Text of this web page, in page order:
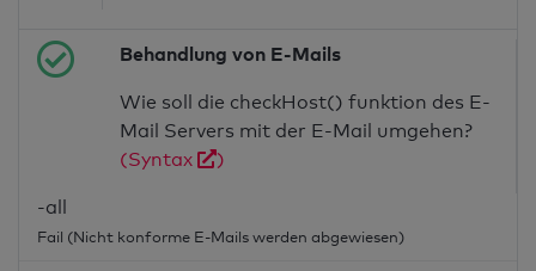
Behandlung von E-Mails
Wie soll die checkHost() funktion des E-
Mail Servers mit der E-Mail umgehen?
(Syntax
)
-all
Fail (Nicht konforme E-Mails werden abgewiesen)